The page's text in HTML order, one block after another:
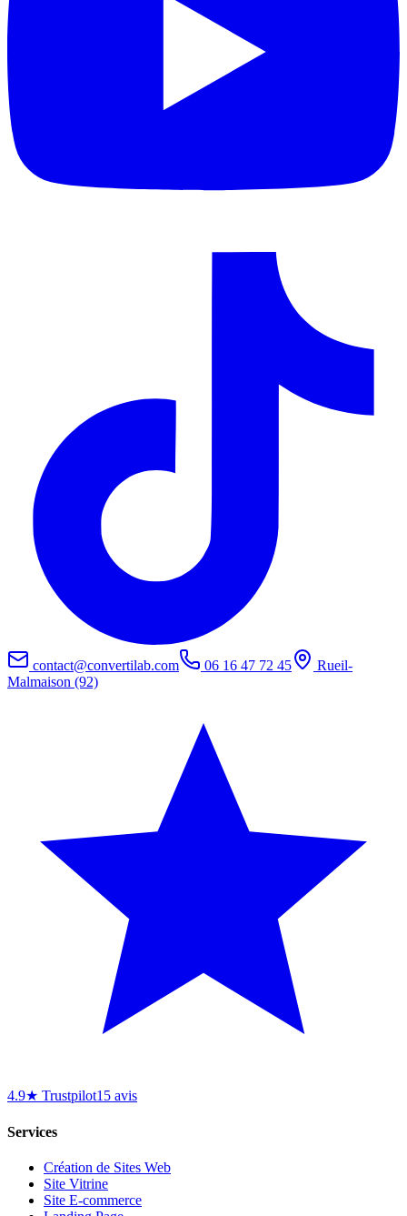
contact@convertilab.com 06 16 47 72 45
Rueil-
Malmaison (92)
4.9★ Trustpilot15 avis
Services
Création de Sites Web
Site Vitrine
Site E-commerce